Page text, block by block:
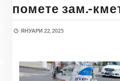
помете зам.-
ЯНУАРИ 22, 2025